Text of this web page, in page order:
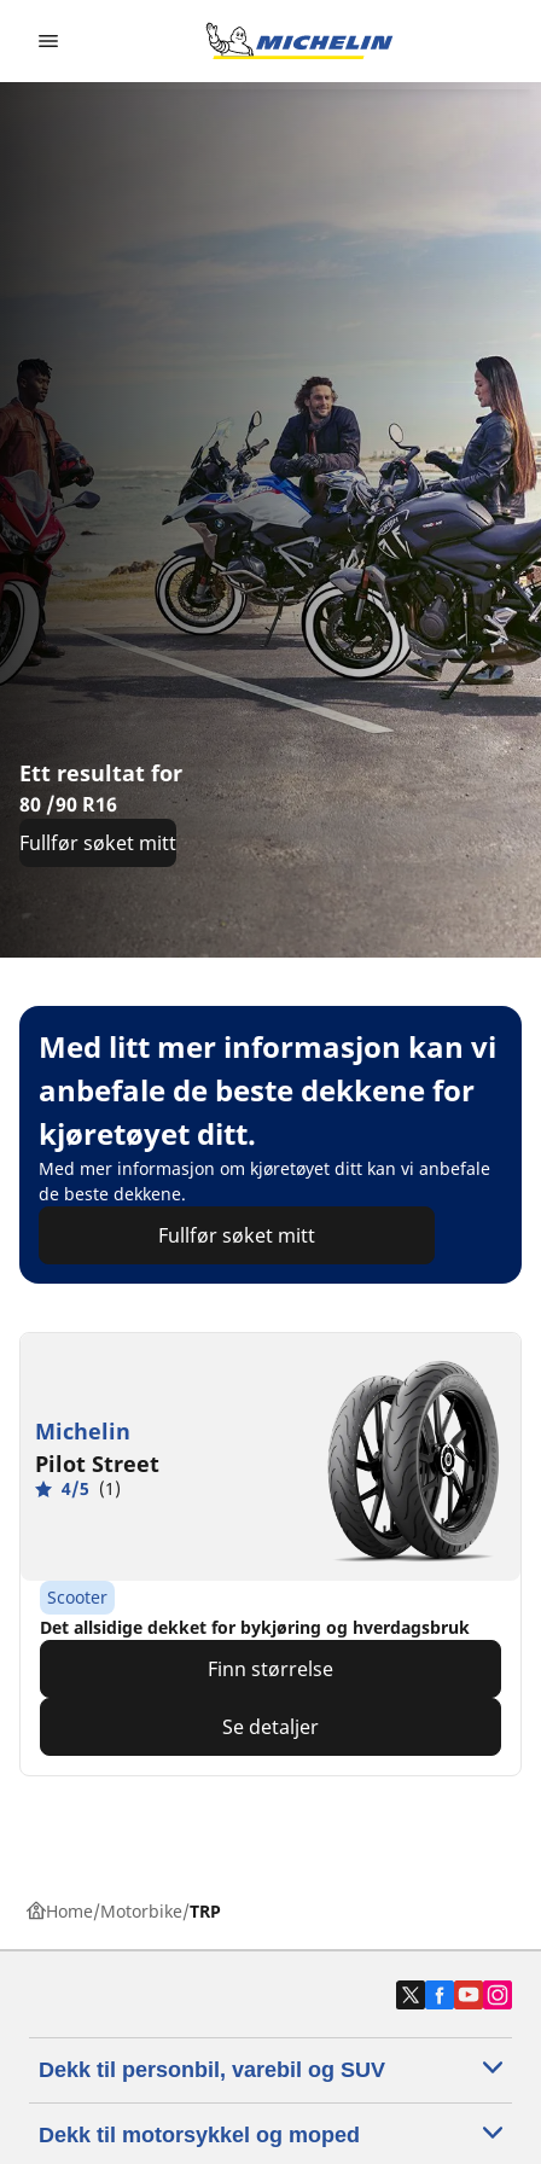
Ett resultat for
80 /90 R16
Fullfør søket mitt
Med litt mer informasjon kan vi
anbefale de beste dekkene for
kjøretøyet ditt.
Med mer informasjon om kjøretøyet ditt kan vi anbefale
de beste dekkene.
Fullfør søket mitt
Michelin
Pilot Street
4/5 (1)
Scooter
Det allsidige dekket for bykjøring og hverdagsbruk
Finn størrelse
Se detaljer
Home Motorbike TRP
Dekk til personbil, varebil og SUV
Dekk til motorsykkel og moped